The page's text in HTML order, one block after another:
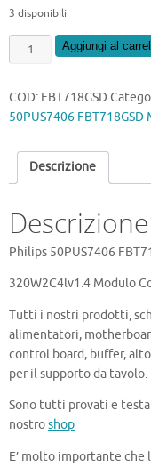
3 disponibili
Philips
50PUS7406
Modulo
Wi-
quantità
Aggiungi al
COD: FBT718GSD
50PUS7406 FBT718GSD
Descrizione
Descrizione
Philips 50PUS7406
320W2C4lv1.4 Modulo
Tutti i nostri prodotti,
alimentatori,
control board, buffer,
per il supporto da tavolo.
Sono tutti provati e
nostroshop
E’ molto importante